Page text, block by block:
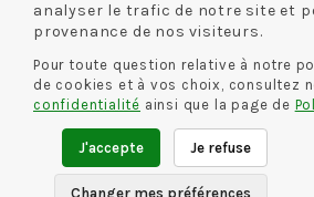
Livraison et retour
Guide des tailles
CONTACT
Rue De La Chaussure
46 rue Royale
analyser le trafic de notre site et
provenance de nos visiteurs.
Pour toute question relative à notre
de cookies et à vos choix, consultez
confidentialité ainsi que la page de
J'accepte Je refuse
Changer mes préférences